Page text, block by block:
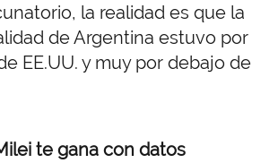
la realidad es que la
de Argentina estuvo por
EE.UU. y muy por debajo de
te gana con datos